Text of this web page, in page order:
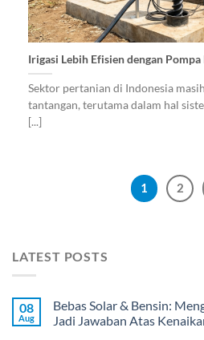
Irigasi Lebih Efisien dengan
Sektor pertanian di Indonesia
tantangan, terutama dalam hal
[...]
1 2
LATEST POSTS
08
Aug
Bebas Solar & Bensin:
Jadi Jawaban Atas